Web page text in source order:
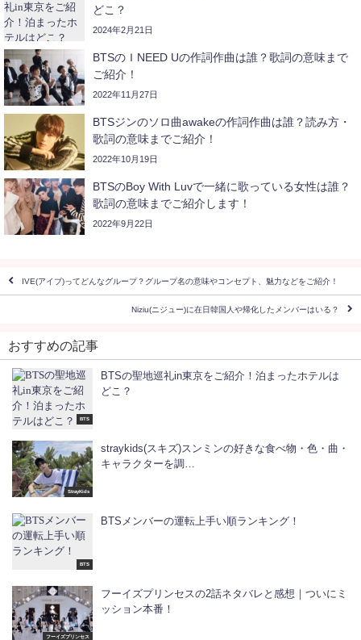
どこ？
2024年2月21日
BTSのＩNEED Uの作詞作曲は誰？歌詞の意味まで
ご紹介！
2022年11月27日
BTSジンのソロ曲awakeの作詞作曲は誰？読み方・
歌詞の意味までご紹介！
2022年10月19日
BTSのBoy With Luvで一緒に歌っている女性は誰？
歌詞の意味までご紹介します！
2022年9月22日
IVE(アイブ)ってどんなグループ？グループ名の意味やコンセプト、魅力などをご紹介！
Niziu(ニジュー)に在日韓国人や帰化したメンバーはいる？
おすすめの記事
BTS
BTSの聖地巡礼in東京をご紹介！泊まったホテルは
どこ？
StrayKids
straykids(スキズ)スンミンの好きな食べ物・色・曲・
キャラクターを調…
BTS
BTSメンバーの運転上手い順ランキング！
フーイズプリンセス
フーイズプリンセスの2話ネタバレと感想｜ついにミ
ッション本番！